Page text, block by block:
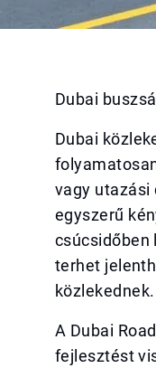
Dubai
Dubai
vagy utazási
egyszerű
csúcsidőben
terhet
közlekednek.
A Dubai
fejlesztést